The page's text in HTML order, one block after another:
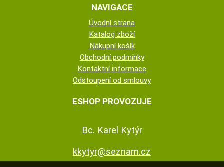
NAVIGACE
Úvodní strana
Katalog zboží
Nákupní košík
Obchodní podmínky
Kontaktní informace
Odstoupení od smlouvy
ESHOP PROVOZUJE
Bc. Karel Kytýr
kkytyr@seznam.cz